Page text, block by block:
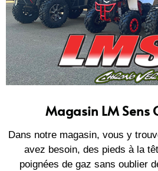
Magasin LM Sens
Dans notre magasin, vous y
avez besoin, des pieds à la
poignées de gaz sans oublier